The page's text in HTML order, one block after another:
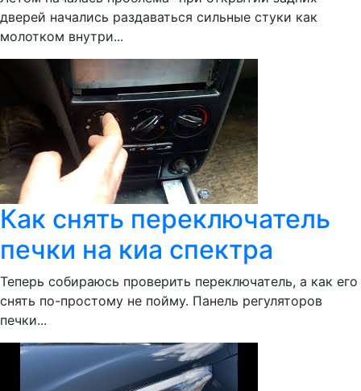
дверей начались раздаваться сильные стуки как
молотком внутри...
Как снять переключатель
печки на киа спектра
Теперь собираюсь проверить переключатель, а как его
снять по-простому не пойму. Панель регуляторов
печки...